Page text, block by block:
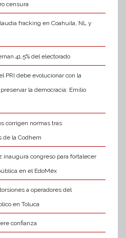
censura
fracking en Coahuila, NL y
41.5% del electorado
PRI debe evolucionar con la
la democracia: Emilio
corrigen normas tras
de la Codhem
inaugura congreso para fortalecer
en el EdoMéx
a operadores del
en Toluca
confianza